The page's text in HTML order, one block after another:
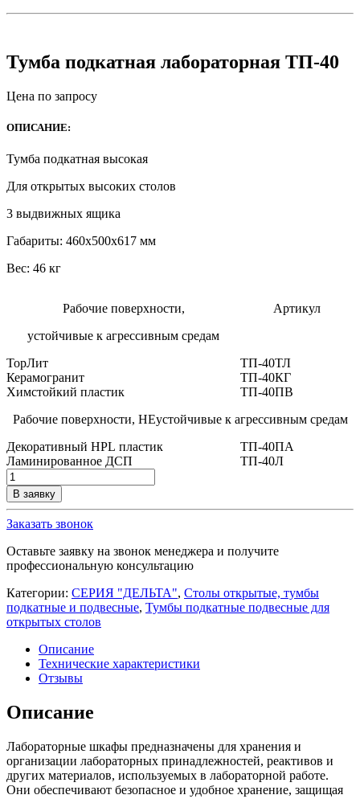
Тумба подкатная лабораторная ТП-40
Цена по запросу
ОПИСАНИЕ:
Тумба подкатная высокая
Для открытых высоких столов
3 выдвижных ящика
Габариты: 460х500х617 мм
Вес: 46 кг
Рабочие поверхности,
устойчивые к агрессивным средам
Артикул
ТорЛит
ТП-40ТЛ
Керамогранит
ТП-40КГ
Химстойкий пластик
ТП-40ПВ
Рабочие поверхности, НЕустойчивые к агрессивным средам
Декоративный HPL пластик
ТП-40ПА
Ламинированное ДСП
ТП-40Л
Количество
товара
Тумба
подкатная
лабораторная
ТП-40
В заявку
Заказать звонок
Оставьте заявку на звонок менеджера и получите
профессиональную консультацию
Категории: СЕРИЯ "ДЕЛЬТА", Столы открытые, тумбы
подкатные и подвесные, Тумбы подкатные подвесные для
открытых столов
Описание
Технические характеристики
Отзывы
Описание
Лабораторные шкафы предназначены для хранения и
организации лабораторных принадлежностей, реактивов и
других материалов, используемых в лабораторной работе.
Они обеспечивают безопасное и удобное хранение, защищая